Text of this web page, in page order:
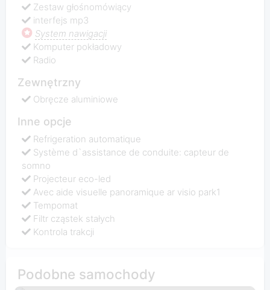
Zestaw głośnomówiący
interfejs mp3
System nawigacji
Komputer pokładowy
Radio
Zewnętrzny
Obręcze aluminiowe
Inne opcje
Refrigeration automatique
Système d`assistance de conduite: capteur de
somno
Projecteur eco-led
Avec aide visuelle panoramique ar visio park1
Tempomat
Filtr cząstek stałych
Kontrola trakcji
Podobne samochody